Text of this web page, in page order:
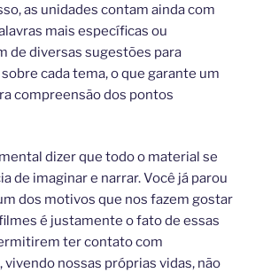
as unidades contam ainda com
mais específicas ou
de diversas sugestões para
cada tema, o que garante um
compreensão dos pontos
dizer que todo o material se
de imaginar e narrar. Você já parou
dos motivos que nos fazem gostar
é justamente o fato de essas
ter contato com
nossas próprias vidas, não